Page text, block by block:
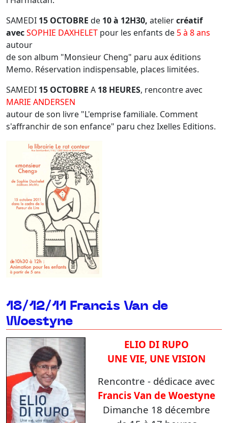
SAMEDI 15 OCTOBRE de 10 à 12H30, ateliercréatif
avecSOPHIE DAXHELET pour les enfants de 5 à 8 ans
autour
de son album "Monsieur Cheng" paru aux éditions
Memo. Réservation indispensable, places limitées.
SAMEDI 15 OCTOBRE A 18 HEURES, rencontre avec
MARIE ANDERSEN
autour de son livre "L'emprise familiale. Comment
s'affranchir de son enfance" paru chez Ixelles Editions.
18/12/11 Francis Van de
Woestyne
ELIO DI RUPO
UNE VIE, UNE VISION
Rencontre - dédicace avec
Francis Van de Woestyne
Dimanche 18 décembre